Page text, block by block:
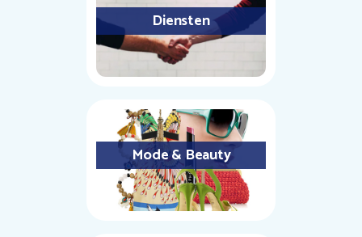
Diensten
Mode & Beauty